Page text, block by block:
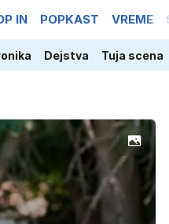
IN POPKAST VREME
Dejstva Tuja scena